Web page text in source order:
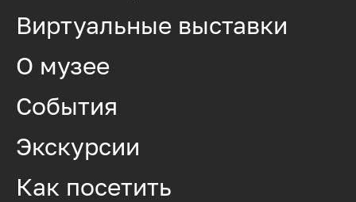
Виртуальные выставки
О музее
События
Экскурсии
Как посетить